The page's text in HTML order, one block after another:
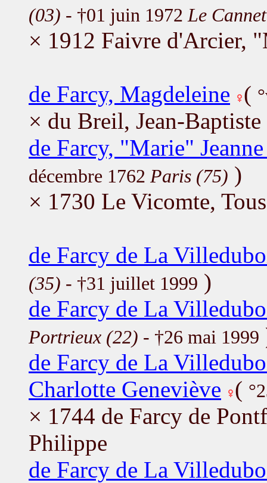
(03) - †01 juin 1972 Le
× 1912 Faivre d'Arcier,
de Farcy, Magdeleine (
× du Breil, Jean-Baptiste
de Farcy, "Marie"
décembre 1762 Paris (75) )
× 1730 Le Vicomte,
de Farcy de La
(35) - †31 juillet 1999 )
de Farcy de La
Portrieux (22) - †26 mai 1999
de Farcy de La
Charlotte Geneviève (
× 1744 de Farcy de
Philippe
de Farcy de La